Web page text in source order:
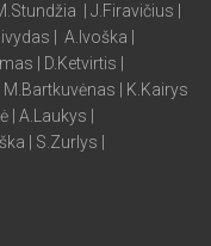
| J.Firavičius |
| A.Ivoška |
| D.Ketvirtis |
| K.Kairys
| A.Laukys |
| S.Zurlys |